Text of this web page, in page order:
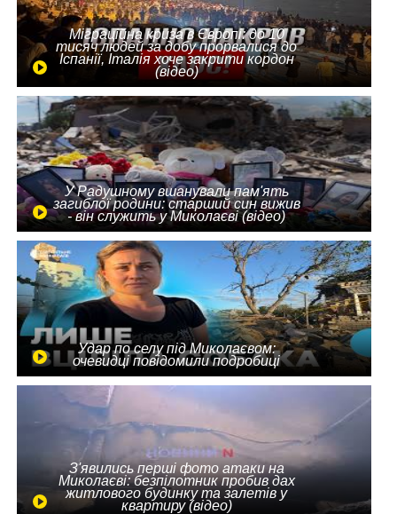
Міграційна криза в Європі: до 10
тисяч людей за добу прорвалися до
Іспанії, Італія хоче закрити кордон
(відео)
У Радушному вшанували пам'ять
загиблої родини: старший син вижив
- він служить у Миколаєві (відео)
Удар по селу під Миколаєвом:
очевидці повідомили подробиці
З'явились перші фото атаки на
Миколаєві: безпілотник пробив дах
житлового будинку та залетів у
квартиру (відео)